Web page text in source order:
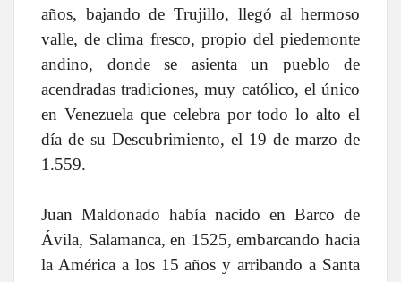
años, bajando de Trujillo, llegó al hermoso
valle, de clima fresco, propio del piedemonte
andino, donde se asienta un pueblo de
acendradas tradiciones, muy católico, el único
en Venezuela que celebra por todo lo alto el
día de su Descubrimiento, el 19 de marzo de
1.559.
Juan Maldonado había nacido en Barco de
Ávila, Salamanca, en 1525, embarcando hacia
la América a los 15 años y arribando a Santa